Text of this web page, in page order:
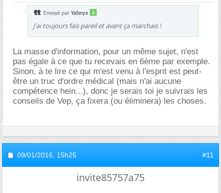
Envoyé par Yahnyx
j'ai toujours fais pareil et avant ça marchais !
La masse d'information, pour un même sujet, n'est
pas égale à ce que tu recevais en 6ème par exemple.
Sinon, à te lire ce qui m'est venu à l'esprit est peut-
être un truc d'ordre médical (mais n'ai aucune
compétence hein...), donc je serais toi je suivrais les
conseils de Vep, ça fixera (ou éliminera) les choses.
09/01/2016, 15h25 #11
invite85757a75